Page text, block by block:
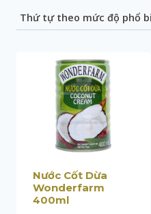
Nước Cốt Dừa
Wonderfarm
400ml